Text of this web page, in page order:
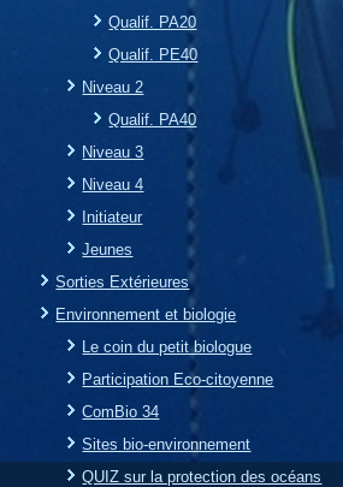
Qualif. PA20
Qualif. PE40
Niveau 2
Qualif. PA40
Niveau 3
Niveau 4
Initiateur
Jeunes
Sorties Extérieures
Environnement et biologie
Le coin du petit biologue
Participation Eco-citoyenne
ComBio 34
Sites bio-environnement
QUIZ sur la protection des océans